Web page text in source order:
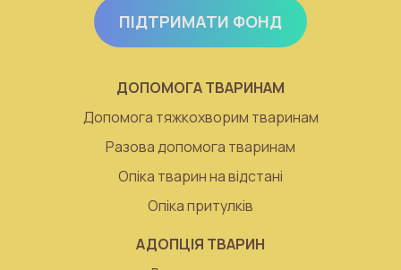
ПІДТРИМАТИ ФОНД
ДОПОМОГА ТВАРИНАМ
Допомога тяжкохворим тваринам
Разова допомога тваринам
Опіка тварин на відстані
Опіка притулків
АДОПЦІЯ ТВАРИН